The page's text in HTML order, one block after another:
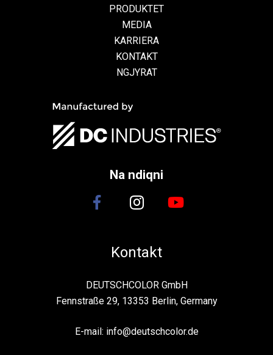
PRODUKTET
MEDIA
KARRIERA
KONTAKT
NGJYRAT
Na ndiqni
Kontakt
DEUTSCHCOLOR GmbH
Fennstraße 29, 13353 Berlin, Germany
E-mail: info@deutschcolor.de